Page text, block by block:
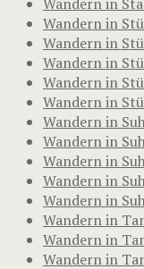
Wandern in
Wandern in
Wandern in
Wandern in
Wandern in
Wandern in
Wandern in
Wandern in
Wandern in
Wandern in
Wandern in
Wandern in
Wandern in